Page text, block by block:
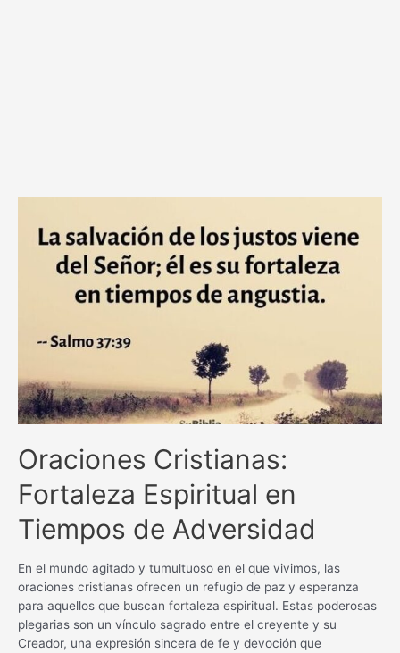
Oraciones Cristianas:
Fortaleza Espiritual en
Tiempos de Adversidad
En el mundo agitado y tumultuoso en el que vivimos, las
oraciones cristianas ofrecen un refugio de paz y esperanza
para aquellos que buscan fortaleza espiritual. Estas poderosas
plegarias son un vínculo sagrado entre el creyente y su
Creador, una expresión sincera de fe y devoción que